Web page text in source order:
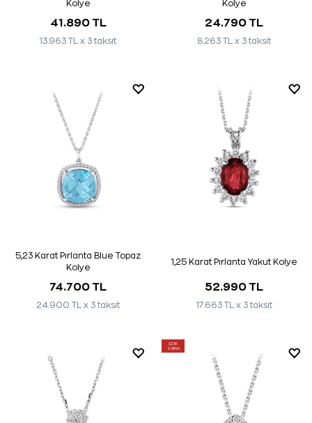
Kolye
41.890 TL
13.963 TL x 3 taksit
Kolye
24.790 TL
8.263 TL x 3 taksit
5,23 Karat Pırlanta Blue Topaz
Kolye
74.700 TL
24.900 TL x 3 taksit
1,25 Karat Pırlanta Yakut Kolye
52.990 TL
17.663 TL x 3 taksit
ÇOK
SATAN